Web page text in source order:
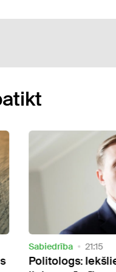
ministram ir